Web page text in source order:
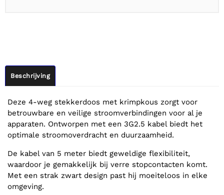
Beschrijving
Deze 4-weg stekkerdoos met krimpkous zorgt voor
betrouwbare en veilige stroomverbindingen voor al je
apparaten. Ontworpen met een 3G2.5 kabel biedt het
optimale stroomoverdracht en duurzaamheid.
De kabel van 5 meter biedt geweldige flexibiliteit,
waardoor je gemakkelijk bij verre stopcontacten komt.
Met een strak zwart design past hij moeiteloos in elke
omgeving.